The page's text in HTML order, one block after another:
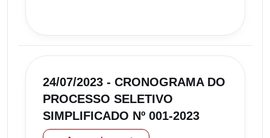
24/07/2023 - CRONOGRAMA DO
PROCESSO SELETIVO
SIMPLIFICADO Nº 001-2023